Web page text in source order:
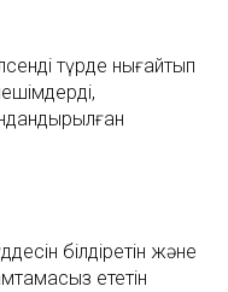
түрде нығайтып
білдіретін және
ететін